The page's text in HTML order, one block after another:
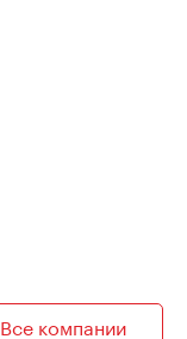
Все компании